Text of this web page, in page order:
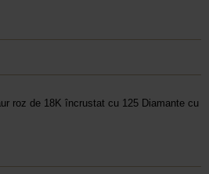
roz de 18K încrustat cu 125 Diamante cu